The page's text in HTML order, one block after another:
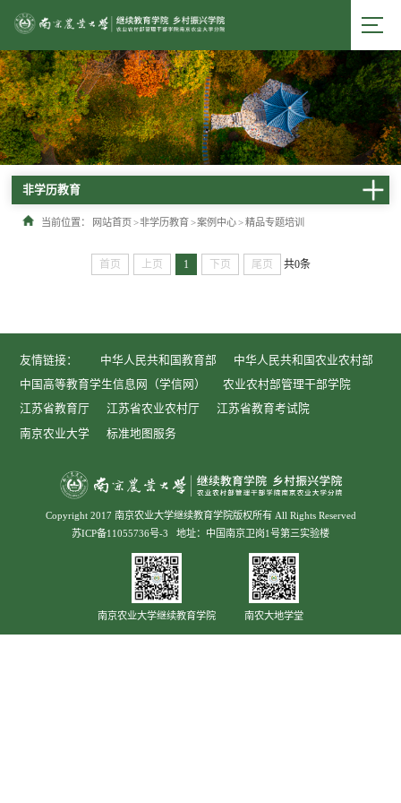
非学历教育
当前位置： 网站首页 >非学历教育 >案例中心>精品专题培训
首页 上页 1 下页 尾页 共0条
友情链接： 中华人民共和国教育部
中华人民共和国农业农村部
中国高等教育学生信息网（学信网）
农业农村部管理干部学院
江苏省教育厅
江苏省农业农村厅
江苏省教育考试院
南京农业大学
标准地图服务
Copyright 2017 南京农业大学继续教育学院版权所有 All Rights Reserved
苏ICP备11055736号-3 地址：中国南京卫岗1号第三实验楼
南京农业大学继续教育学院 南农大地学堂